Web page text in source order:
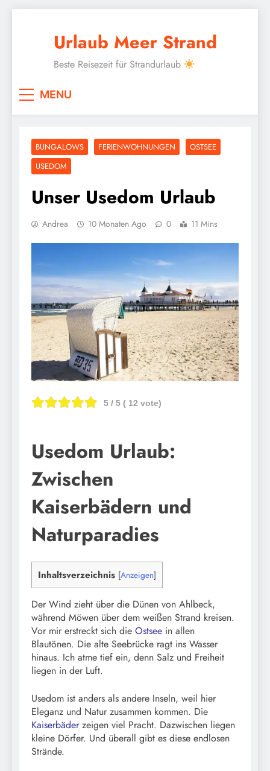
Urlaub Meer Strand
Beste Reisezeit für Strandurlaub
MENU
BUNGALOWS FERIENWOHNUNGEN
OSTSEE
USEDOM
Unser Usedom Urlaub
Andrea 10 Monaten Ago 0 11 Mins
5 / 5 ( 12 vote)
Usedom Urlaub:
Zwischen
Kaiserbädern und
Naturparadies
Inhaltsverzeichnis [Anzeigen]
Der Wind zieht über die Dünen von Ahlbeck,
während Möwen über dem weißen Strand kreisen.
Vor mir erstreckt sich die Ostsee in allen
Blautönen. Die alte Seebrücke ragt ins Wasser
hinaus. Ich atme tief ein, denn Salz und Freiheit
liegen in der Luft.
Usedom ist anders als andere Inseln, weil hier
Eleganz und Natur zusammen kommen. Die
Kaiserbäderzeigen viel Pracht. Dazwischen liegen
kleine Dörfer. Und überall gibt es diese endlosen
Strände.